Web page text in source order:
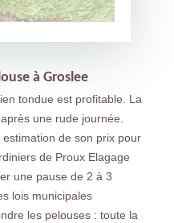
à Groslee
tondue est profitable. La
une rude journée.
de son prix pour
de Proux Elagage
une pause de 2 à 3
lois municipales
les pelouses : toute la